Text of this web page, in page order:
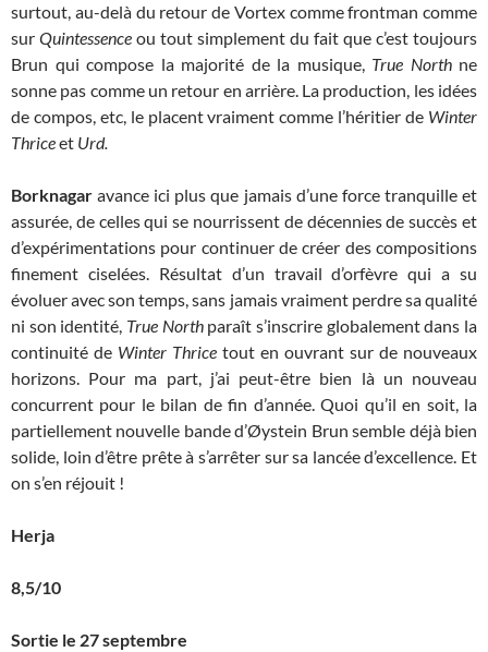
surtout, au-delà du retour de Vortex comme frontman comme
sur Quintessence ou tout simplement du fait que c’est toujours
Brun qui compose la majorité de la musique, True North ne
sonne pas comme un retour en arrière. La production, les idées
de compos, etc, le placent vraiment comme l’héritier de Winter
Thriceet Urd.
Borknagar avance ici plus que jamais d’une force tranquille et
assurée, de celles qui se nourrissent de décennies de succès et
d’expérimentations pour continuer de créer des compositions
finement ciselées. Résultat d’un travail d’orfèvre qui a su
évoluer avec son temps, sans jamais vraiment perdre sa qualité
ni son identité, True Northparaît s’inscrire globalement dans la
continuité de Winter Thrice tout en ouvrant sur de nouveaux
horizons. Pour ma part, j’ai peut-être bien là un nouveau
concurrent pour le bilan de fin d’année. Quoi qu’il en soit, la
partiellement nouvelle bande d’Øystein Brun semble déjà bien
solide, loin d’être prête à s’arrêter sur sa lancée d’excellence. Et
on s’en réjouit !
Herja
8,5/10
Sortie le 27 septembre